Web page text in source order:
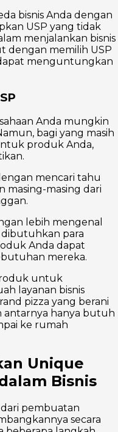
bisnis Anda dengan
USP yang tidak
menjalankan bisnis
dengan memilih USP
menguntungkan
Anda mungkin
bagi yang masih
produk Anda,
mencari tahu
masing-masing dari
lebih mengenal
para
Anda dapat
mereka.
untuk
layanan bisnis
pizza yang berani
antarnya hanya butuh
ke rumah
Unique
Bisnis
pembuatan
secara